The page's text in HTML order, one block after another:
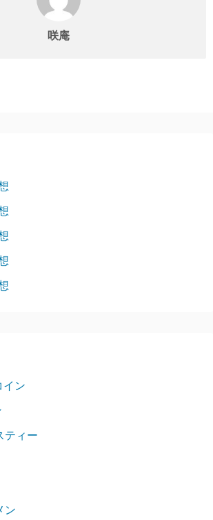
咲庵
イン
ティー
ン